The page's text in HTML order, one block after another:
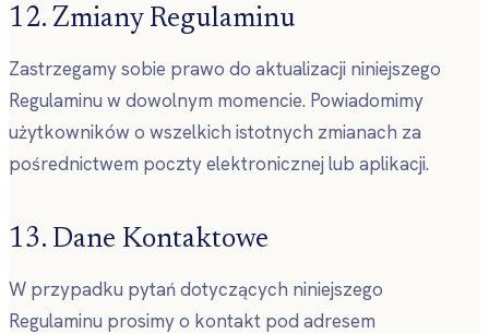
12. Zmiany Regulaminu
Zastrzegamy sobie prawo do aktualizacji niniejszego
Regulaminu w dowolnym momencie. Powiadomimy
użytkowników o wszelkich istotnych zmianach za
pośrednictwem poczty elektronicznej lub aplikacji.
13. Dane Kontaktowe
W przypadku pytań dotyczących niniejszego
Regulaminu prosimy o kontakt pod adresem